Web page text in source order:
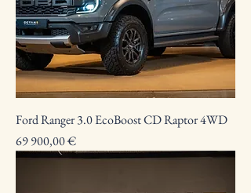
Ford Ranger 3.0 EcoBoost CD Raptor 4WD
Preço
69 900,00 €